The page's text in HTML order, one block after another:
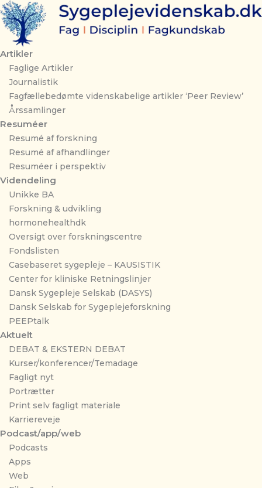
Gå
til
indholdet
Artikler
Faglige Artikler
Journalistik
Fagfællebedømte videnskabelige artikler ‘Peer Review’
Årssamlinger
Resuméer
Resumé af forskning
Resumé af afhandlinger
Resuméer i perspektiv
Videndeling
Unikke BA
Forskning & udvikling
hormonehealthdk
Oversigt over forskningscentre
Fondslisten
Casebaseret sygepleje – KAUSISTIK
Center for kliniske Retningslinjer
Dansk Sygepleje Selskab (DASYS)
Dansk Selskab for Sygeplejeforskning
PEEPtalk
Aktuelt
DEBAT & EKSTERN DEBAT
Kurser/konferencer/Temadage
Fagligt nyt
Portrætter
Print selv fagligt materiale
Karriereveje
Podcast/app/web
Podcasts
Apps
Web